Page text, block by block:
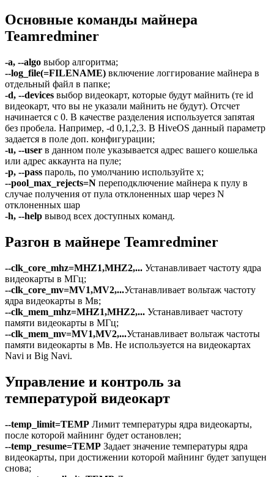
Основные команды майнера
Teamredminer
-a, --algo выбор алгоритма;
--log_file(=FILENAME) включение логгирование майнера в
отдельный файл в папке;
-d, --devices выбор видеокарт, которые будут майнить (те id
видеокарт, что вы не указали майнить не будут). Отсчет
начинается с 0. В качестве разделения используется запятая
без пробела. Например, -d 0,1,2,3. В HiveOS данный параметр
задается в поле доп. конфигурации;
-u, --user в данном поле указывается адрес вашего кошелька
или адрес аккаунта на пуле;
-p, --pass пароль, по умолчанию используйте x;
--pool_max_rejects=N переподключение майнера к пулу в
случае получения от пула отклоненных шар через N
отклоненных шар
-h, --help вывод всех доступных команд.
Разгон в майнере Teamredminer
--clk_core_mhz=MHZ1,MHZ2,... Устанавливает частоту ядра
видеокарты в МГц;
--clk_core_mv=MV1,MV2,...Устанавливает вольтаж частоту
ядра видеокарты в Мв;
--clk_mem_mhz=MHZ1,MHZ2,... Устанавливает частоту
памяти видеокарты в МГц;
--clk_mem_mv=MV1,MV2,...Устанавливает вольтаж частоты
памяти видеокарты в Мв. Не используется на видеокартах
Navi и Big Navi.
Управление и контроль за
температурой видеокарт
--temp_limit=TEMP Лимит температуры ядра видеокарты,
после которой майнинг будет остановлен;
--temp_resume=TEMP Задает значение температуры ядра
видеокарты, при достижении которой майнинг будет запущен
снова;